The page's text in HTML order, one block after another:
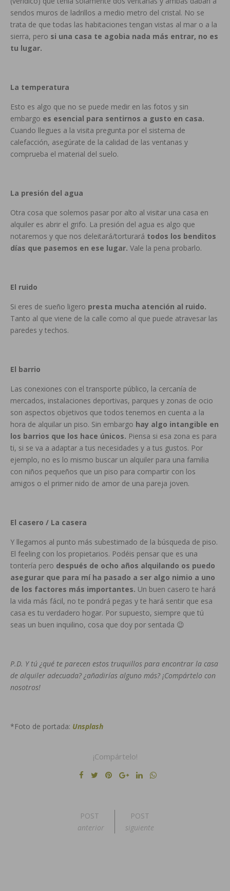
sendos muros de ladrillos a medio metro del cristal. No se
trata de que todas las habitaciones tengan vistas al mar o a la
sierra, pero si una casa te agobia nada más entrar, no es
tu lugar.
La temperatura
Esto es algo que no se puede medir en las fotos y sin
embargo es esencial para sentirnos a gusto en casa.
Cuando llegues a la visita pregunta por el sistema de
calefacción, asegúrate de la calidad de las ventanas y
comprueba el material del suelo.
La presión del agua
Otra cosa que solemos pasar por alto al visitar una casa en
alquiler es abrir el grifo. La presión del agua es algo que
notaremos y que nos deleitará/torturará todos los benditos
días que pasemos en ese lugar. Vale la pena probarlo.
El ruido
Si eres de sueño ligero presta mucha atención al ruido.
Tanto al que viene de la calle como al que puede atravesar las
paredes y techos.
El barrio
Las conexiones con el transporte público, la cercanía de
mercados, instalaciones deportivas, parques y zonas de ocio
son aspectos objetivos que todos tenemos en cuenta a la
hora de alquilar un piso. Sin embargo hay algo intangible en
los barrios que los hace únicos. Piensa si esa zona es para
ti, si se va a adaptar a tus necesidades y a tus gustos. Por
ejemplo, no es lo mismo buscar un alquiler para una familia
con niños pequeños que un piso para compartir con los
amigos o el primer nido de amor de una pareja joven.
El casero / La casera
Y llegamos al punto más subestimado de la búsqueda de piso.
El feeling con los propietarios. Podéis pensar que es una
tontería pero después de ocho años alquilando os puedo
asegurar que para mí ha pasado a ser algo nimio a uno
de los factores más importantes. Un buen casero te hará
la vida más fácil, no te pondrá pegas y te hará sentir que esa
casa es tu verdadero hogar. Por supuesto, siempre que tú
seas un buen inquilino, cosa que doy por sentada 😉
P.D. Y tú ¿qué te parecen estos truquillos para encontrar la casa
de alquiler adecuada? ¿añadirías alguno más? ¡Compártelo con
nosotros!
*Foto de portada: Unsplash
¡Compártelo!
POST
anterior
POST
siguiente